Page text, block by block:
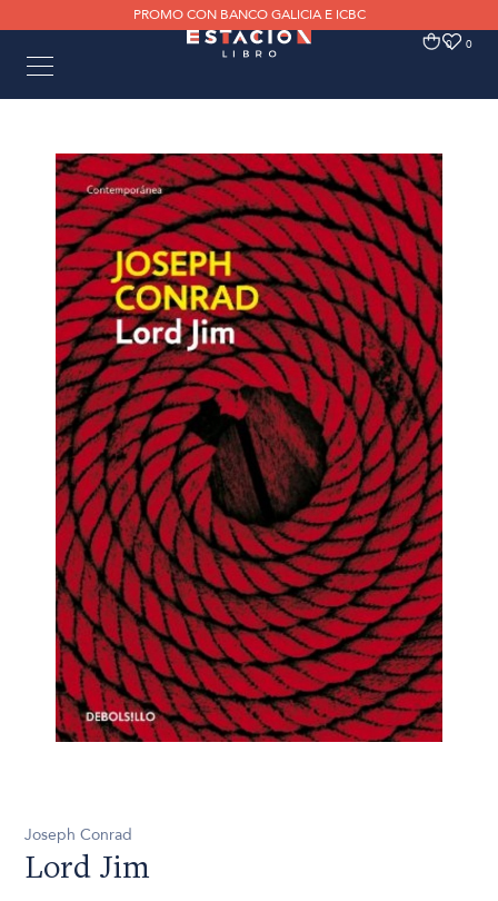
PROMO CON BANCO GALICIA E ICBC
0 0
Joseph Conrad
Lord Jim